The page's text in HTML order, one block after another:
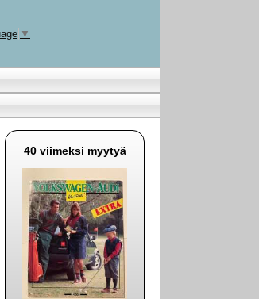
▼
40 viimeksi myytyä